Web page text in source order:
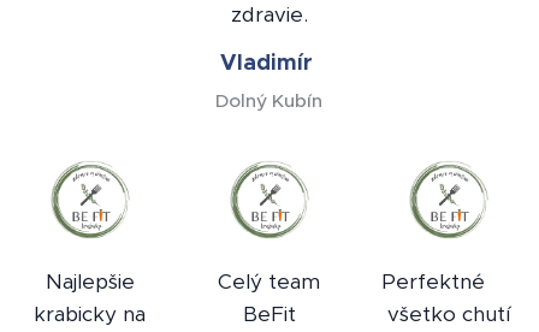
zdravie.
Vladimír
Dolný Kubín
Najlepšie
krabicky na
Celý team
BeFit
Perfektné 👌
všetko chutí